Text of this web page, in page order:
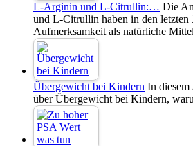
L-Arginin und L-Citrullin:… Die
und L-Citrullin haben in den letzten
Aufmerksamkeit als natürliche
Übergewicht bei Kindern In
über Übergewicht bei Kindern,